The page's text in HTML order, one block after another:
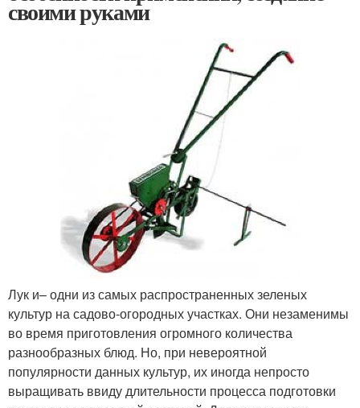
своими руками
Лук и– одни из самых распространенных зеленых
культур на садово-огородных участках. Они незаменимы
во время приготовления огромного количества
разнообразных блюд. Но, при невероятной
популярности данных культур, их иногда непросто
выращивать ввиду длительности процесса подготовки